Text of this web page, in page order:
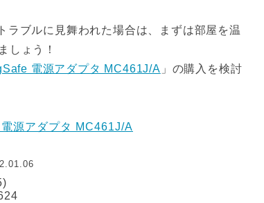
ブルに見舞われた場合は、まずは部屋を温
しょう！
電源アダプタ MC461J/A 」の購入を検討
源アダプタ MC461J/A